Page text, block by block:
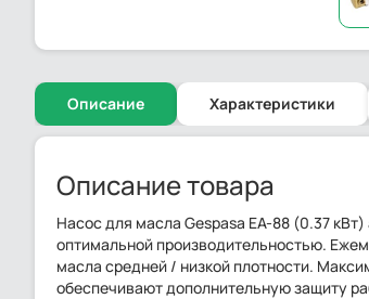
Описание Характеристики
Описание товара
Насос для масла Gespasa EA-88 (0.37
оптимальной производительностью.
масла средней / низкой плотности.
обеспечивают дополнительную защиту